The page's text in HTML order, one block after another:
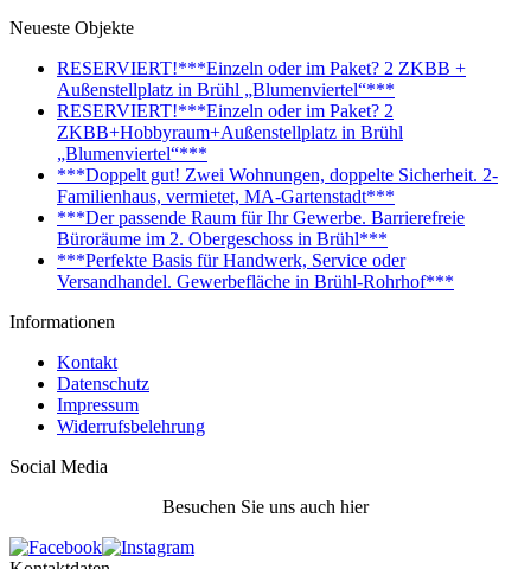
Neueste Objekte
RESERVIERT!***Einzeln oder im Paket? 2 ZKBB +
Außenstellplatz in Brühl „Blumenviertel“***
RESERVIERT!***Einzeln oder im Paket? 2
ZKBB+Hobbyraum+Außenstellplatz in Brühl
„Blumenviertel“***
***Doppelt gut! Zwei Wohnungen, doppelte Sicherheit. 2-
Familienhaus, vermietet, MA-Gartenstadt***
***Der passende Raum für Ihr Gewerbe. Barrierefreie
Büroräume im 2. Obergeschoss in Brühl***
***Perfekte Basis für Handwerk, Service oder
Versandhandel. Gewerbefläche in Brühl-Rohrhof***
Informationen
Kontakt
Datenschutz
Impressum
Widerrufsbelehrung
Social Media
Besuchen Sie uns auch hier